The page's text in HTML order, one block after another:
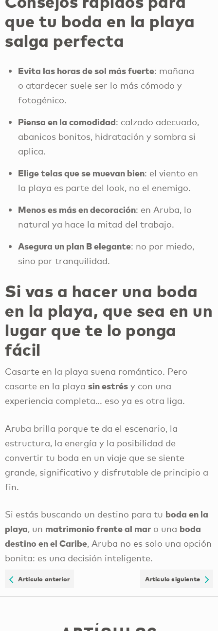
que tu boda en la playa
salga perfecta
Evita las horas de sol más fuerte: mañana
o atardecer suele ser lo más cómodo y
fotogénico.
Piensa en la comodidad: calzado adecuado,
abanicos bonitos, hidratación y sombra si
aplica.
Elige telas que se muevan bien: el viento en
la playa es parte del look, no el enemigo.
Menos es más en decoración: en Aruba, lo
natural ya hace la mitad del trabajo.
Asegura un plan B elegante: no por miedo,
sino por tranquilidad.
Si vas a hacer una boda
en la playa, que sea en un
lugar que te lo ponga
fácil
Casarte en la playa suena romántico. Pero
casarte en la playa sin estrés y con una
experiencia completa… eso ya es otra liga.
Aruba brilla porque te da el escenario, la
estructura, la energía y la posibilidad de
convertir tu boda en un viaje que se siente
grande, significativo y disfrutable de principio a
fin.
Si estás buscando un destino para tu boda en la
playa, un matrimonio frente al mar o una boda
destino en el Caribe, Aruba no es solo una opción
bonita: es una decisión inteligente.
Artículo anterior Artículo siguiente